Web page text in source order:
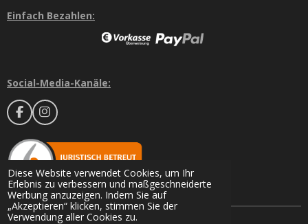
Diese Website verwendet Cookies, um Ihr
Erlebnis zu verbessern und maßgeschneiderte
Werbung anzuzeigen. Indem Sie auf
„Akzeptieren“ klicken, stimmen Sie der
Verwendung aller Cookies zu.
Einfach Bezahlen:
Social-Media-Kanäle:
F
a
c
e
b
o
o
k
I
n
t
a
g
r
a
m